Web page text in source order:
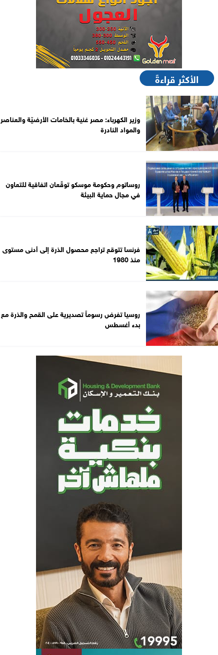
الأكثر قراءةً
وزير الكهرباء: مصر غنية بالخامات الأرضيّة والعناصر
والمواد النادرة
روساتوم وحكومة موسكو توقّعان اتفاقية للتعاون
في مجال حماية البيئة
فرنسا تتوقع تراجع محصول الذرة إلى أدنى مستوى
منذ 1980
روسيا تفرض رسوماً تصديرية على القمح والذرة مع
بدء أغسطس